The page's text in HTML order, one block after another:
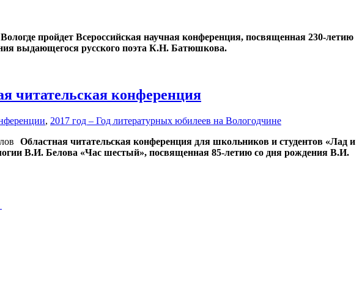
пройдет Всероссийская научная конференция, посвященная 230-летию
выдающегося русского поэта К.Н. Батюшкова.
читательская конференция
, 2017 год – Год литературных юбилеев на Вологодчине
Областная читательская конференция для школьников и студентов «Лад и
В.И. Белова «Час шестый», посвященная 85-летию со дня рождения В.И.